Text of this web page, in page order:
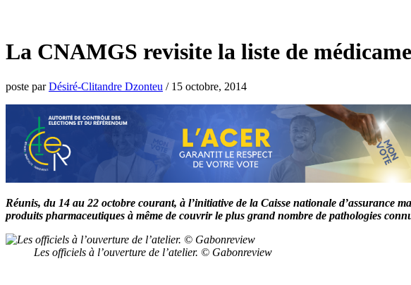
La CNAMGS revisite la liste de
poste parDésiré-Clitandre Dzonteu / 15 octobre, 2014
Réunis, du 14 au 22 octobre courant, à l’initiative de la Caisse nationale d’assurance
produits pharmaceutiques à même de couvrir le plus grand nombre de pathologies
Les officiels à l’ouverture de l’atelier. © Gabonreview